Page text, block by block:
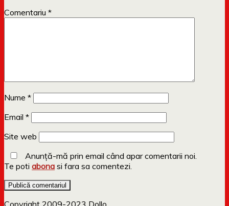
Comentariu *
Nume *
Email *
Site web
Anunță-mă prin email când apar comentarii noi.
Te poti abona si fara sa comentezi.